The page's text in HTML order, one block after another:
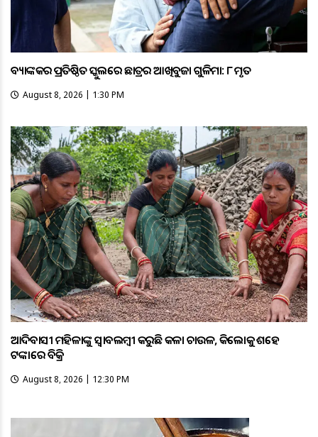
ବ୍ୟାଙ୍କକର ପ୍ରତିଷ୍ଠିତ ସ୍କୁଲରେ ଛାତ୍ରର ଆଖିବୁଜା ଗୁଳିମାଡ଼: ୮ ମୃତ
August 8, 2026 | 1:30 PM
ଆଦିବାସୀ ମହିଳାଙ୍କୁ ସ୍ଵାବଲମ୍ଵୀ କରୁଛି କଳା ଚାଉଳ, କିଲୋକୁ ଶହେ
ଟଙ୍କାରେ ବିକ୍ରି
August 8, 2026 | 12:30 PM